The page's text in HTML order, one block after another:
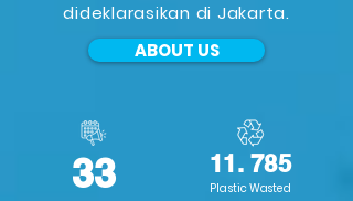
dideklarasikan di Jakarta.
ABOUT US
33 11. 785
Plastic Wasted